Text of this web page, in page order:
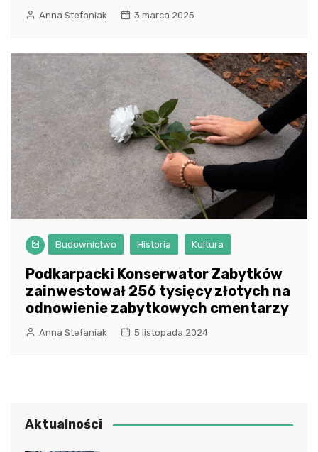
Anna Stefaniak 3 marca 2025
Budownictwo Historia Kultura
Podkarpacki Konserwator Zabytków
zainwestował 256 tysięcy złotych na
odnowienie zabytkowych cmentarzy
Anna Stefaniak 5 listopada 2024
Aktualności